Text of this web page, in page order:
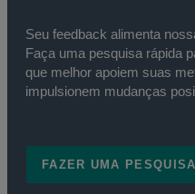
Seu feedback alimenta
Faça uma pesquisa rápida
que melhor apoiem suas
impulsionem mudanças
FAZER UMA